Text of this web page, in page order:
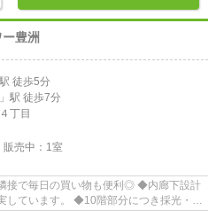
豊洲
駅 徒歩5分
」駅 徒歩7分
４丁目
売中： 1室
接で毎日の買い物も便利◎ ◆内廊下設計
しています。 ◆10階部分につき採光・通